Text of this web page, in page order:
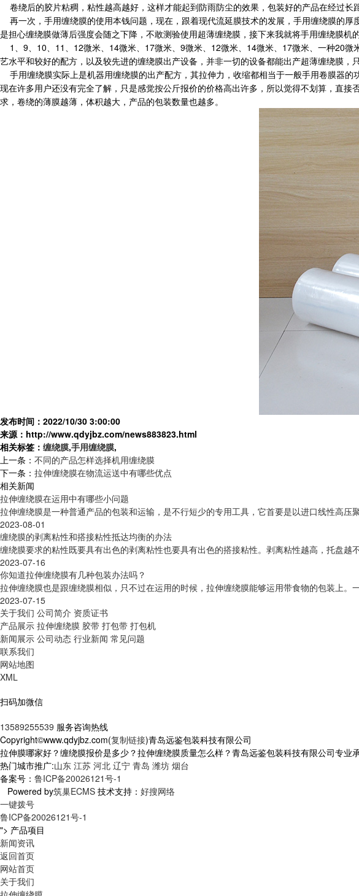
卷绕后的胶片粘稠，粘性越高越好，这样才能起到防雨防尘的效果，包装好的产品在经过
再一次，手用缠绕膜的使用本钱问题，现在，跟着现代流延膜技术的发展，手用缠绕膜的
是担心缠绕膜做薄后强度会随之下降，不敢测验使用超薄缠绕膜，接下来我就将手用缠绕膜机
1、9、10、11、12微米、14微米、17微米、9微米、12微米、14微米、17微米、一种20
艺水平和较好的配方，以及较先进的缠绕膜出产设备，并非一切的设备都能出产超薄缠绕膜，
手用缠绕膜实际上是机器用缠绕膜的出产配方，其拉伸力，收缩都相当于一般手用卷膜器
现在许多用户还没有完全了解，只是感觉按公斤报价的价格高出许多，所以觉得不划算，直
求，卷绕的薄膜越薄，体积越大，产品的包装数量也越多。
发布时间：2022/10/30 3:00:00
来源：http://www.qdyjbz.com/news883823.html
相关标签： 缠绕膜,手用缠绕膜,
上一条： 不同的产品怎样选择机用缠绕膜
下一条： 拉伸缠绕膜在物流运送中有哪些优点
相关新闻
拉伸缠绕膜在运用中有哪些小问题
拉伸缠绕膜是一种普通产品的包装和运输，是不行短少的专用工具，它首要是以进口线性高
2023-08-01
缠绕膜的剥离粘性和搭接粘性抵达均衡的办法
缠绕膜要求的粘性既要具有出色的剥离粘性也要具有出色的搭接粘性。剥离粘性越高，托盘
2023-07-16
你知道拉伸缠绕膜有几种包装办法吗？
拉伸缠绕膜也是跟缠绕膜相似，只不过在运用的时候，拉伸缠绕膜能够运用带食物的包装上
2023-07-15
关于我们 公司简介 资质证书
产品展示 拉伸缠绕膜 胶带 打包带 打包机
新闻展示 公司动态 行业新闻 常见问题
联系我们
网站地图
XML
扫码加微信
13589255539 服务咨询热线
Copyright©www.qdyjbz.com(复制链接)青岛远鉴包装科技有限公司
拉伸膜哪家好？缠绕膜报价是多少？拉伸缠绕膜质量怎么样？青岛远鉴包装科技有限公司专
热门城市推广:山东 江苏 河北 辽宁 青岛 潍坊 烟台
备案号： 鲁ICP备20026121号-1
Powered by筑巢ECMS 技术支持： 好搜网络
一键拨号
鲁ICP备20026121号-1
"> 产品项目
新闻资讯
返回首页
网站首页
关于我们